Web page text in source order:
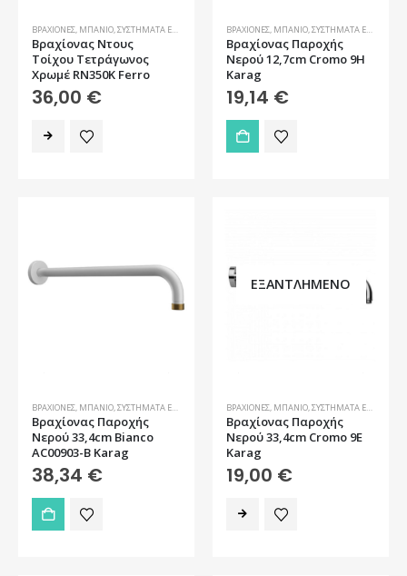
ΒΡΑΧΊΟΝΕΣ ΜΠΆΝΙΟ ΣΥΣΤΉΜΑΤΑ ΕΝΤΟΙΧΙΣΜΟΎ
Βραχίονας Ντους
Τοίχου Τετράγωνος
Χρωμέ RN350K Ferro
36,00 €
ΒΡΑΧΊΟΝΕΣ ΜΠΆΝΙΟ ΣΥΣΤΉΜΑΤΑ ΕΝΤΟΙΧΙΣΜΟΎ
Βραχίονας Παροχής
Νερού 12,7cm Cromo 9H
Karag
19,14 €
ΒΡΑΧΊΟΝΕΣ, ΜΠΆΝΙΟ,ΣΥΣΤΉΜΑΤΑ ΕΝΤΟΙΧΙΣΜΟΎ
Βραχίονας Παροχής
Νερού 33,4cm Bianco
AC00903-B Karag
38,34 €
ΕΞΑΝΤΛΗΜΈΝΟ
ΒΡΑΧΊΟΝΕΣ, ΜΠΆΝΙΟ,ΣΥΣΤΉΜΑΤΑ ΕΝΤΟΙΧΙΣΜΟΎ
Βραχίονας Παροχής
Νερού 33,4cm Cromo 9E
Karag
19,00 €